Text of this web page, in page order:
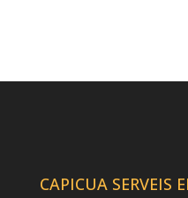
CAPICUA SERVEIS